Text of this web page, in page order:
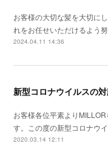
お客様の大切な髪を大切に
れをお任せいただけるよう
2024.04.11 14:36
新型コロナウイルスの
お客様各位平素より
す。この度の新型コロナウ
2020.03.14 12:11